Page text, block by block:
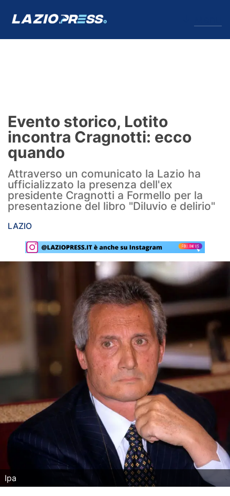
Formello
Infortuni
Primavera
Calciomercato
Lazio Women
Rassegna Lazio
Serie A
Champions League
Europa League
Formula 1
Tennis
Vela
SHOP LAZIO
Evento storico, Lotito
incontra Cragnotti: ecco
quando
Attraverso un comunicato la Lazio ha
ufficializzato la presenza dell'ex
presidente Cragnotti a Formello per la
presentazione del libro "Diluvio e delirio"
LAZIO
Ipa